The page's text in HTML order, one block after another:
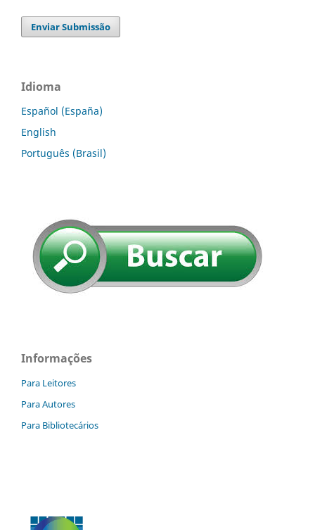
Enviar Submissão
Idioma
Español (España)
English
Português (Brasil)
Informações
Para Leitores
Para Autores
Para Bibliotecários